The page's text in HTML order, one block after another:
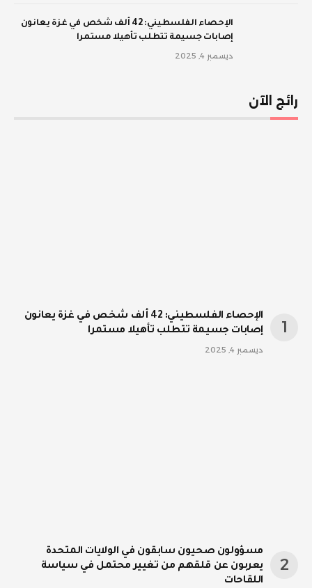
الإحصاء الفلسطيني: 42 ألف شخص في غزة يعانون
إصابات جسيمة تتطلب تأهيلا مستمرا
ديسمبر 4, 2025
رائج الآن
الإحصاء الفلسطيني: 42 ألف شخص في غزة يعانون
إصابات جسيمة تتطلب تأهيلا مستمرا
ديسمبر 4, 2025
مسؤولون صحيون سابقون في الولايات المتحدة
يعربون عن قلقهم من تغيير محتمل في سياسة
اللقاحات